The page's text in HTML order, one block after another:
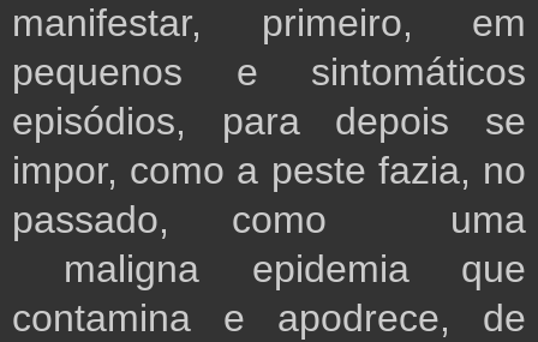
manifestar, primeiro, em
pequenos e sintomáticos
episódios, para depois se
impor, como a peste fazia, no
passado, como uma
maligna epidemia que
contamina e apodrece, de